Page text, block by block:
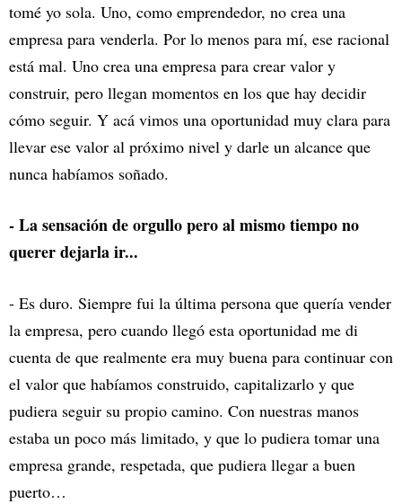
tomé yo sola. Uno, como emprendedor, no crea una
empresa para venderla. Por lo menos para mí, ese racional
está mal. Uno crea una empresa para crear valor y
construir, pero llegan momentos en los que hay decidir
cómo seguir. Y acá vimos una oportunidad muy clara para
llevar ese valor al próximo nivel y darle un alcance que
nunca habíamos soñado.
- La sensación de orgullo pero al mismo tiempo no
querer dejarla ir...
- Es duro. Siempre fui la última persona que quería vender
la empresa, pero cuando llegó esta oportunidad me di
cuenta de que realmente era muy buena para continuar con
el valor que habíamos construido, capitalizarlo y que
pudiera seguir su propio camino. Con nuestras manos
estaba un poco más limitado, y que lo pudiera tomar una
empresa grande, respetada, que pudiera llegar a buen
puerto…